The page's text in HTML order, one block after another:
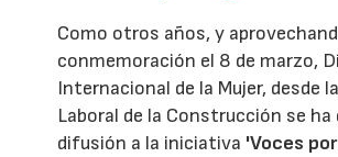
Como otros años, y
conmemoración el 8 de marzo,
Internacional de la Mujer, desde
Laboral de la Construcción se ha
difusión a la iniciativa 'Voces